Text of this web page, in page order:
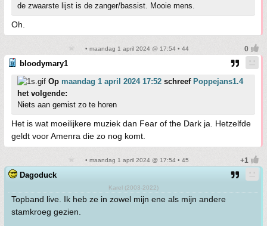
de zwaarste lijst is de zanger/bassist. Mooie mens.
Oh.
• maandag 1 april 2024 @ 17:54 • 44
bloodymary1
Op maandag 1 april 2024 17:52 schreef Poppejans1.4
het volgende:
Niets aan gemist zo te horen
Het is wat moeilijkere muziek dan Fear of the Dark ja. Hetzelfde
geldt voor Amenra die zo nog komt.
• maandag 1 april 2024 @ 17:54 • 45
Dagoduck
Karel (2003-2022)
Topband live. Ik heb ze in zowel mijn ene als mijn andere
stamkroeg gezien.